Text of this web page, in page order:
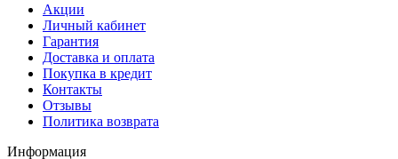
Акции
Личный кабинет
Гарантия
Доставка и оплата
Покупка в кредит
Контакты
Отзывы
Политика возврата
Информация